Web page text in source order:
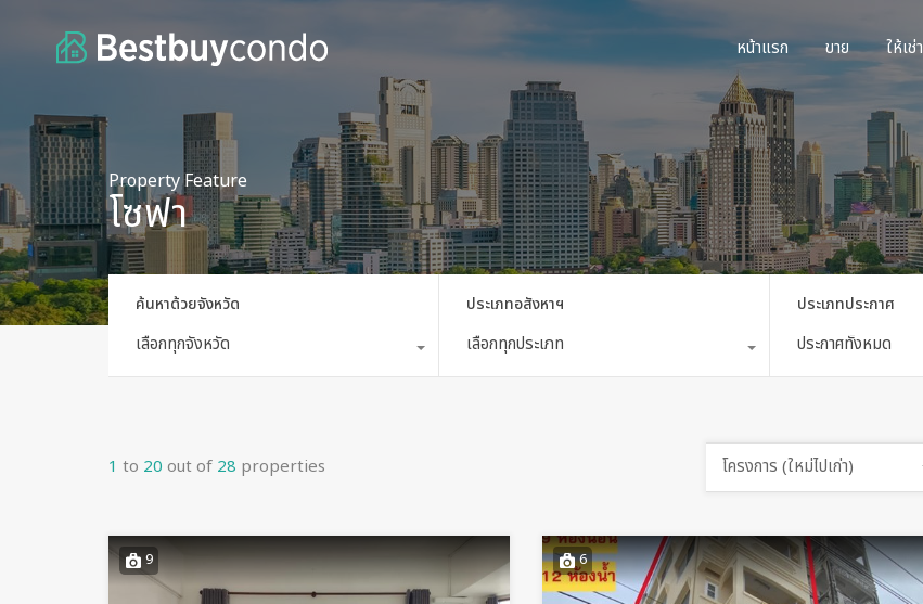
หน้าแรก ขาย
หน้าแรก ขาย ให้เช่า
Property Feature
โซฟา
ค้นหาด้วยจังหวัด
เลือกทุกจังหวัด
ประเภทอสังหาฯ
เลือกทุกประเภท
ประเภทประกาศ
ประกาศทั้งหมด
1 to 20 out of 28 properties โครงการ (ใหม่ไปเก่า)
9 6